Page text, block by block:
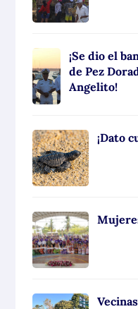
¡Se dio el
de Pez
Angelito!
¡Dato